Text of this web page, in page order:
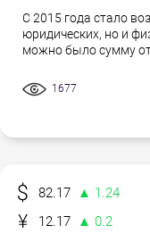
С 2015 года стало
юридических, но и
можно было сумму от
1677
82.17 ▲ 1.24
12.17
▲ 0.2